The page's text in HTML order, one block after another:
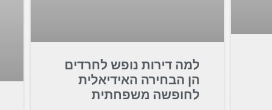
למה דירות נופש לחרדים
הן הבחירה האידיאלית
לחופשה משפחתית